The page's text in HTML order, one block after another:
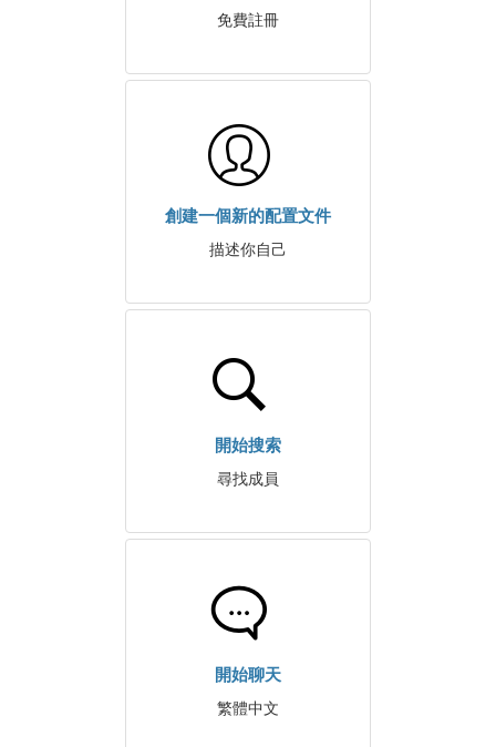
免費註冊
創建一個新的配置文件
描述你自己
開始搜索
尋找成員
開始聊天
繁體中文